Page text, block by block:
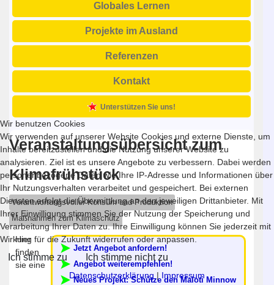
Globales Lernen
Projekte im Ausland
Referenzen
Kontakt
Unterstützen Sie uns!
Veranstaltungsübersicht zum
Klimafrühstück
Verantwortungsvoller Konsum und Produktion
Maßnahmen zum Klimaschutz
Jetzt Angebot anfordern!
Angebot weiterempfehlen!
Neues Projekt: Schütze den Maloti Minnow
Hier
finden
sie eine
Wir benutzen Cookies
Wir verwenden auf unserer Website Cookies und externe Dienste, um
Inhalte bereitzustellen und die Nutzung unserer Website zu
analysieren. Ziel ist es unsere Angebote zu verbessern. Dabei werden
personenbezogene Daten wie Ihre IP-Adresse und Informationen über
Ihr Nutzungsverhalten verarbeitet und gespeichert. Bei externen
Diensten erfolgt die Übermittlung an den jeweiligen Drittanbieter. Mit
Ihrer Einwilligung stimmen Sie der Nutzung der Speicherung und
Verarbeitung Ihrer Daten zu. Ihre Einwilligung können Sie jederzeit mit
Wirkung für die Zukunft widerrufen oder anpassen.
Ich stimme zu Ich stimme nicht zu
Datenschutzerklärung | Impressum